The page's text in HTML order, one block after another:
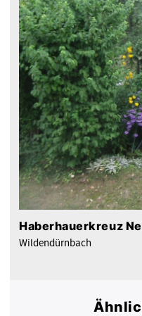
Haberhauerkreuz
Wildendürnbach